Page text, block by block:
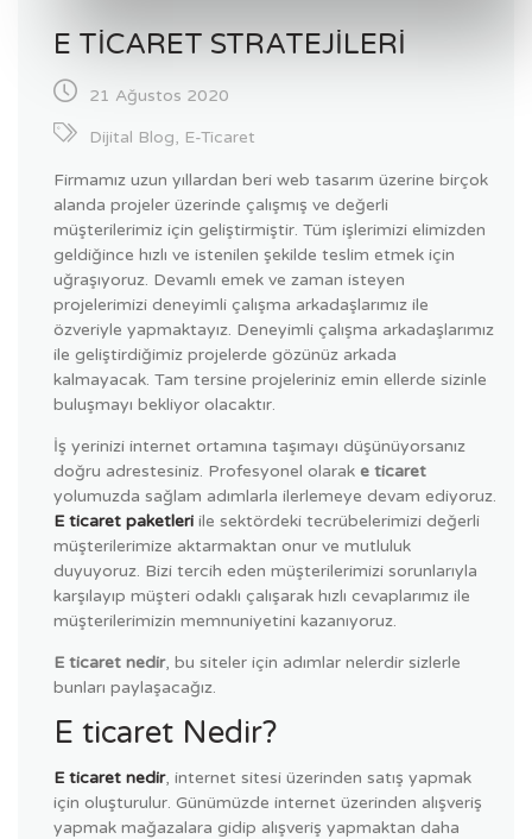
E TICARET STRATEJILERI
21 Ağustos 2020
Dijital Blog, E-Ticaret
Firmamız uzun yıllardan beri web tasarım üzerine birçok
alanda projeler üzerinde çalışmış ve değerli
müşterilerimiz için geliştirmiştir. Tüm işlerimizi elimizden
geldiğince hızlı ve istenilen şekilde teslim etmek için
uğraşıyoruz. Devamlı emek ve zaman isteyen
projelerimizi deneyimli çalışma arkadaşlarımız ile
özveriyle yapmaktayız. Deneyimli çalışma arkadaşlarımız
ile geliştirdiğimiz projelerde gözünüz arkada
kalmayacak. Tam tersine projeleriniz emin ellerde sizinle
buluşmayı bekliyor olacaktır.
İş yerinizi internet ortamına taşımayı düşünüyorsanız
doğru adrestesiniz. Profesyonel olarak e ticaret
yolumuzda sağlam adımlarla ilerlemeye devam ediyoruz.
E ticaret paketleri ile sektördeki tecrübelerimizi değerli
müşterilerimize aktarmaktan onur ve mutluluk
duyuyoruz. Bizi tercih eden müşterilerimizi sorunlarıyla
karşılayıp müşteri odaklı çalışarak hızlı cevaplarımız ile
müşterilerimizin memnuniyetini kazanıyoruz.
E ticaret nedir, bu siteler için adımlar nelerdir sizlerle
bunları paylaşacağız.
E ticaret Nedir?
E ticaret nedir, internet sitesi üzerinden satış yapmak
için oluşturulur. Günümüzde internet üzerinden alışveriş
yapmak mağazalara gidip alışveriş yapmaktan daha